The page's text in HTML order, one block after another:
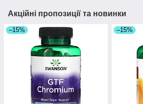
Акційні пропозиції та новинки
–15% –15%